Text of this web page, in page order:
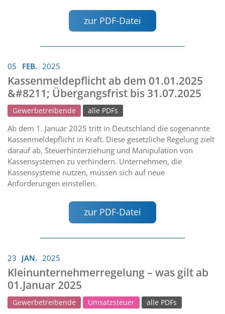
zur PDF-Datei
05 FEB. 2025
Kassenmeldepflicht ab dem 01.01.2025
&#8211; Übergangsfrist bis 31.07.2025
Gewerbetreibende alle PDFs
Ab dem 1. Januar 2025 tritt in Deutschland die sogenannte
Kassenmeldepflicht in Kraft. Diese gesetzliche Regelung zielt
darauf ab, Steuerhinterziehung und Manipulation von
Kassensystemen zu verhindern. Unternehmen, die
Kassensysteme nutzen, müssen sich auf neue
Anforderungen einstellen.
zur PDF-Datei
23 JAN. 2025
Kleinunternehmerregelung – was gilt ab
01.Januar 2025
Gewerbetreibende Umsatzsteuer alle PDFs